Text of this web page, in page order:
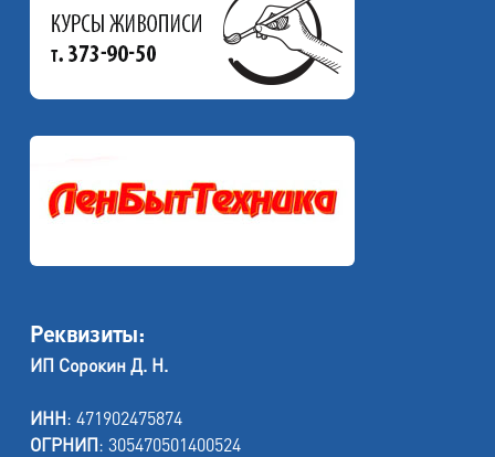
Реквизиты:
ИП Сорокин Д. Н.
ИНН: 471902475874
ОГРНИП: 305470501400524